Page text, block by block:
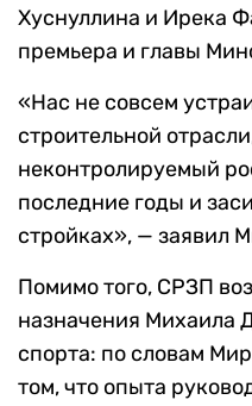
Хуснуллина и Ирека
премьера и главы
«Нас не совсем
строительной
неконтролируемый
последние годы и
стройках», — заявил
Помимо того, СРЗП
назначения Михаила
спорта: по словам
том, что опыта